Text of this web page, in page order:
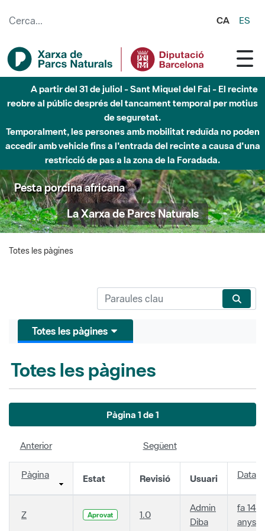
CA ES
A partir del 31 de juliol - Sant Miquel del Fai - El recinte
reobre al públic després del tancament temporal per motius
de seguretat.
Temporalment, les persones amb mobilitat reduïda no poden
accedir amb vehicle fins a l'entrada del recinte a causa d'una
restricció de pas a la zona de la Foradada.
Pesta porcina africana
La Xarxa de Parcs Naturals
Totes les pàgines
Totes les pàgines
Totes les pàgines
Pàgina 1 de 1
Anterior Següent
Pàgina Estat Revisió Usuari Data
Z Aprovat 1.0
Admin
Diba
fa 14
anys